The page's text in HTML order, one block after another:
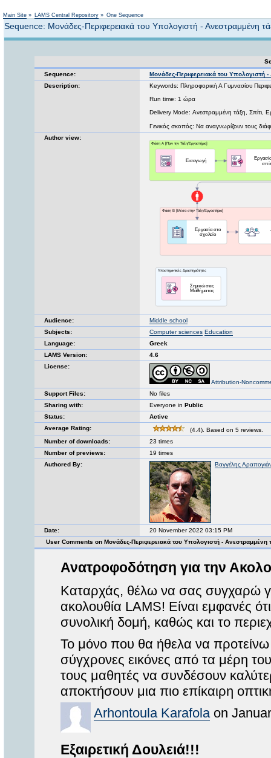
Main Site » LAMS Central Repository » One Sequence
Sequence: Μονάδες-Περιφερειακά του Υπολογιστή - Ανεστραμμένη
Sequence:
Μονάδες-Περιφερειακά του Υπολογιστή -
Description:
Keywords: Πληροφορική Α Γυμνασίου
Run time: 1 ώρα
Delivery Mode: Ανεστραμμένη τάξη, Σπίτι,
Γενικός σκοπός: Να αναγνωρίζουν τους
Author view:
Audience:
Middle school
Subjects:
Computer sciences Education
Language:
Greek
LAMS Version:
4.6
License:
Attribution-
Support Files:
No files
Sharing with:
Everyone in Public
Status:
Active
Average Rating:
(4.4). Based on 5 reviews.
Number of downloads:
23 times
Number of previews:
19 times
Authored By:
Βαγγέλης
Date:
20 November 2022 03:15 PM
User Comments on Μονάδες-Περιφερειακά του Υπολογιστή - Ανεστραμμένη
Ανατροφοδότηση για την
Καταρχάς, θέλω να σας συγχαρώ
ακολουθία LAMS! Είναι εμφανές
συνολική δομή, καθώς και το
Το μόνο που θα ήθελα να
σύγχρονες εικόνες από τα μέρη
τους μαθητές να συνδέσουν
αποκτήσουν μια πιο επίκαιρη
Arhontoula Karafolaon
Εξαιρετική Δουλειά!!!